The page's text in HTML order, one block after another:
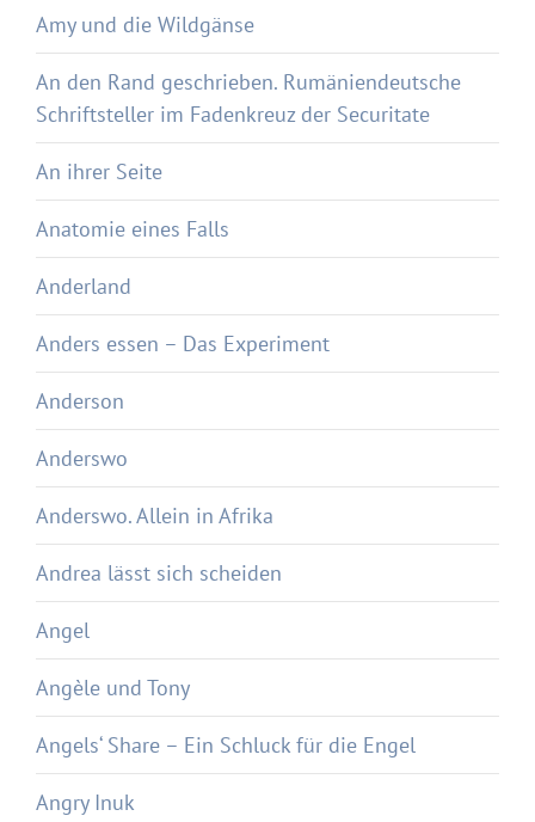
Amy und die Wildgänse
An den Rand geschrieben. Rumäniendeutsche
Schriftsteller im Fadenkreuz der Securitate
An ihrer Seite
Anatomie eines Falls
Anderland
Anders essen – Das Experiment
Anderson
Anderswo
Anderswo. Allein in Afrika
Andrea lässt sich scheiden
Angel
Angèle und Tony
Angels‘ Share – Ein Schluck für die Engel
Angry Inuk